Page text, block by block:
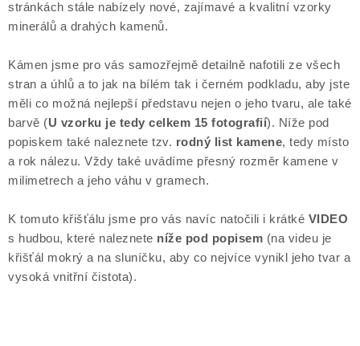
stránkách stále nabízely nové, zajímavé a kvalitní vzorky
minerálů a drahých kamenů.
Kámen jsme pro vás samozřejmě detailně nafotili ze všech
stran a úhlů a to jak na bílém tak i černém podkladu, aby jste
měli co možná nejlepší představu nejen o jeho tvaru, ale také
barvě (U vzorku je tedy celkem 15 fotografií). Níže pod
popiskem také naleznete tzv. rodný list kamene, tedy místo
a rok nálezu. Vždy také uvádíme přesný rozměr kamene v
milimetrech a jeho váhu v gramech.
K tomuto křišťálu jsme pro vás navíc natočili i krátké VIDEO
s hudbou, které naleznete níže pod popisem (na videu je
křišťál mokrý a na sluníčku, aby co nejvíce vynikl jeho tvar a
vysoká vnitřní čistota).